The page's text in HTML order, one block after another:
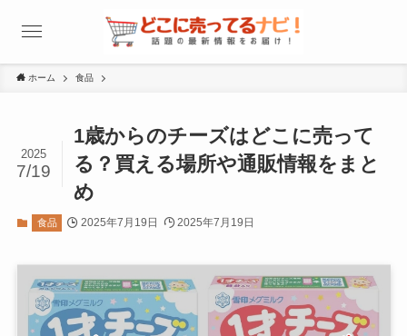
ホーム 食品
1歳からのチーズはどこに売って
る？買える場所や通販情報をまと
め
2025
7/19
食品 2025年7月19日 2025年7月19日